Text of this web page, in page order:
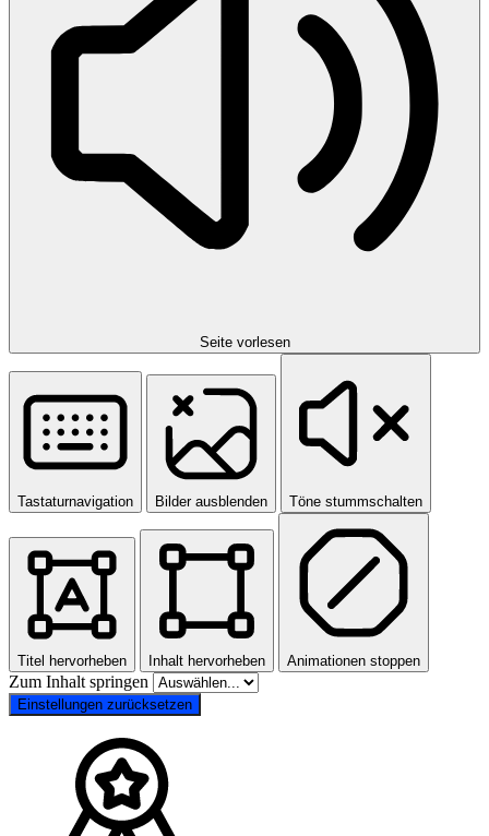
Seite vorlesen
Tastaturnavigation Bilder ausblenden Töne stummschalten
Titel hervorheben Inhalt hervorheben Animationen stoppen
Zum Inhalt springen
Einstellungen zurücksetzen